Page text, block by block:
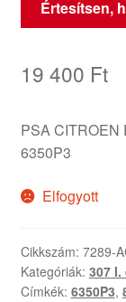
Értesítsen,
19 400 Ft
PSA CITROEN
6350P3
Elfogyott
Cikkszám: 7289-
Kategóriák: 307 I.
Címkék: 6350P3,